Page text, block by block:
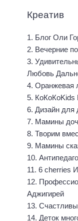
Креатив
1. Блог Оли
2. Вечерние
3.
Любовь
4. Оранжевая
5. КоКоКоKids
6. Дизайн для
7. Мамины
8. Творим
9. Мамины
10.
11. 6 cherries
12.
Аджигирей
13.
14. Деток